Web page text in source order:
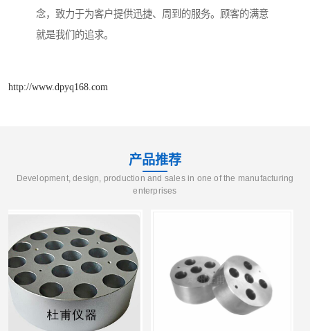
念，致力于为客户提供迅捷、周到的服务。顾客的满意
就是我们的追求。
http://www.dpyq168.com
产品推荐
Development, design, production and sales in one of the manufacturing
enterprises